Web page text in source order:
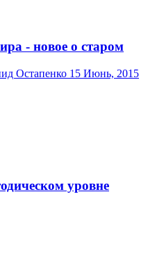
- новое о старом
Остапенко 15 Июнь, 2015
уровне